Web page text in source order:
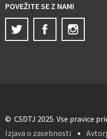
POVEŽITE SE Z NAMI
Twitter
Facebook
© CSDTJ 2025. Vse pravice
Izjava o zasebnosti